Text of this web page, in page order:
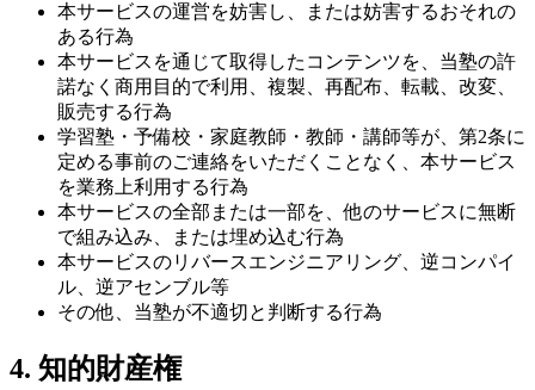
本サービスの運営を妨害し、または妨害するおそれの
ある行為
本サービスを通じて取得したコンテンツを、当塾の許
諾なく商用目的で利用、複製、再配布、転載、改変、
販売する行為
学習塾・予備校・家庭教師・教師・講師等が、第2条に
定める事前のご連絡をいただくことなく、本サービス
を業務上利用する行為
本サービスの全部または一部を、他のサービスに無断
で組み込み、または埋め込む行為
本サービスのリバースエンジニアリング、逆コンパイ
ル、逆アセンブル等
その他、当塾が不適切と判断する行為
4. 知的財産権